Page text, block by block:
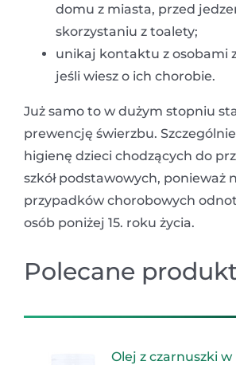
domu z miasta, przed
skorzystaniu z toalety;
unikaj kontaktu z osobami
jeśli wiesz o ich chorobie.
Już samo to w dużym stopniu
prewencję świerzbu.
higienę dzieci chodzących do
szkół podstawowych, ponieważ
przypadków chorobowych
osób poniżej 15. roku życia.
Polecane
Olej z czarnuszki w